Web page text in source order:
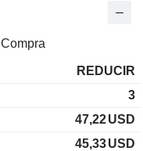
Compra
REDUCIR
3
47,22USD
45,33USD